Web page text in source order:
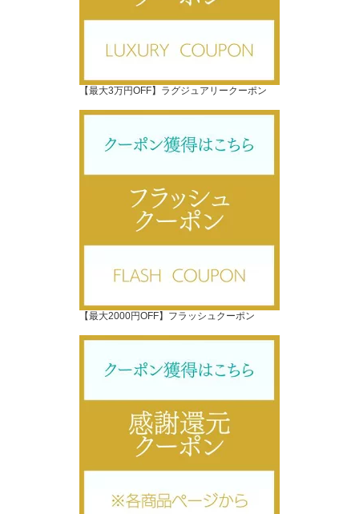
【最大3万円OFF】ラグジュアリークーポン
【最大2000円OFF】フラッシュクーポン